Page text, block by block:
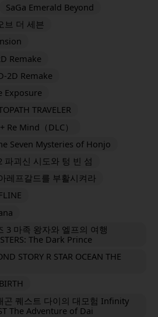
SaGa Emerald Beyond
브 더 세븐
Remake
2D Remake
Exposure
TRAVELER
Re Mind（DLC）
Seven Mysteries of Honjo
파괴신 시도와 텅 빈 섬
레프갈드를 부활시켜라
3 마족 왕자와 엘프의 여행
The Dark Prince
STORY R STAR OCEAN THE
곤 퀘스트 다이의 대모험 Infinity
The Adventure of Dai